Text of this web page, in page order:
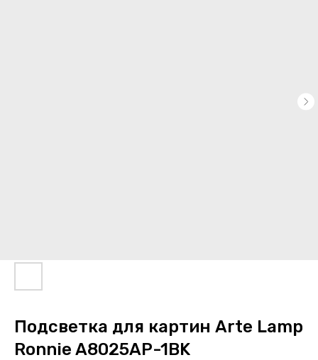
Подсветка для картин Arte Lamp
Ronnie A8025AP-1BK